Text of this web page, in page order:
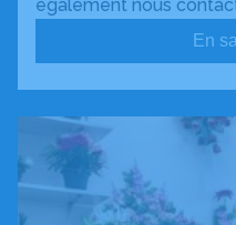
également nous
En